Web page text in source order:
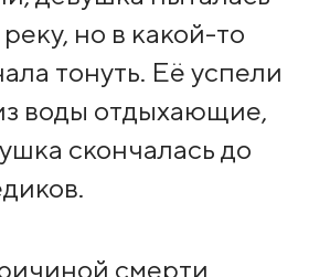
но в какой-то
тонуть. Её успели
воды отдыхающие,
скончалась до
смерти